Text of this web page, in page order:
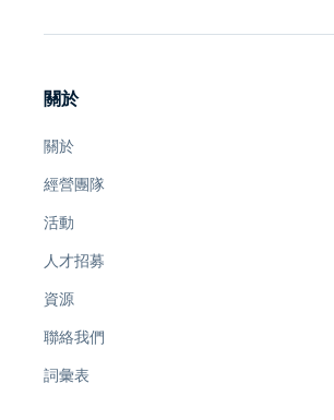
關於
關於
經營團隊
活動
人才招募
資源
聯絡我們
詞彙表